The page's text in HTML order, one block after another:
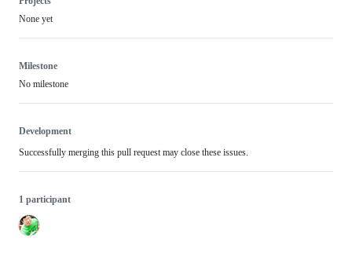
None yet
Milestone
No milestone
Development
Successfully merging this pull request may close these issues.
1 participant